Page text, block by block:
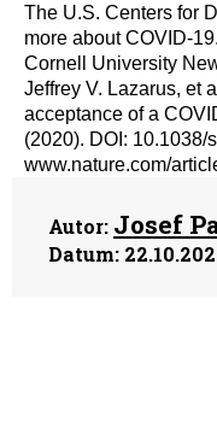
The U.S. Centers for
more about COVID-
Cornell University
Jeffrey V. Lazarus, et
acceptance of a
(2020). DOI: 10.1038/
www.nature.com/
Autor: Josef
Datum: